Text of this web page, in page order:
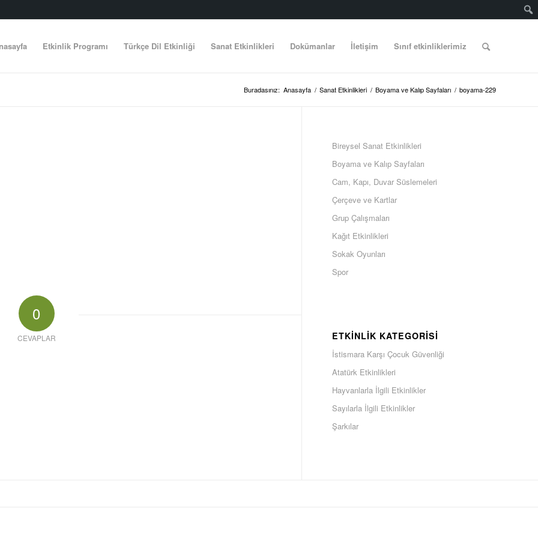
Etkinlik Programı Türkçe Dil Etkinliği Sanat Etkinlikleri Dokümanlar İletişim Sınıf etkinliklerimiz
Buradasınız: Anasayfa / Sanat Etkinlikleri / Boyama ve Kalıp Sayfaları / boyama-229
0
CEVAPLAR
Bireysel Sanat Etkinlikleri
Boyama ve Kalıp Sayfaları
Cam, Kapı, Duvar Süslemeleri
Çerçeve ve Kartlar
Grup Çalışmaları
Kağıt Etkinlikleri
Sokak Oyunları
Spor
ETKINLIK KATEGORISI
İstismara Karşı Çocuk Güvenliği
Atatürk Etkinlikleri
Hayvanlarla İlgili Etkinlikler
Sayılarla İlgili Etkinlikler
Şarkılar